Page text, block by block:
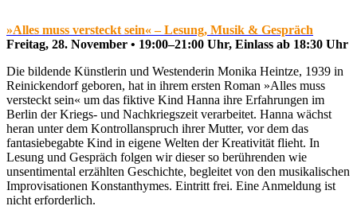
»Alles muss versteckt sein« – Lesung, Musik & Gespräch
Freitag, 28. November • 19:00–21:00 Uhr, Einlass ab 18:30 Uhr
Die bildende Künstlerin und Westenderin Monika Heintze, 1939 in
Reinickendorf geboren, hat in ihrem ersten Roman »Alles muss
versteckt sein« um das fiktive Kind Hanna ihre Erfahrungen im
Berlin der Kriegs- und Nachkriegszeit verarbeitet. Hanna wächst
heran unter dem Kontrollanspruch ihrer Mutter, vor dem das
fantasiebegabte Kind in eigene Welten der Kreativität flieht. In
Lesung und Gespräch folgen wir dieser so berührenden wie
unsentimental erzählten Geschichte, begleitet von den musikalischen
Improvisationen Konstanthymes. Eintritt frei. Eine Anmeldung ist
nicht erforderlich.